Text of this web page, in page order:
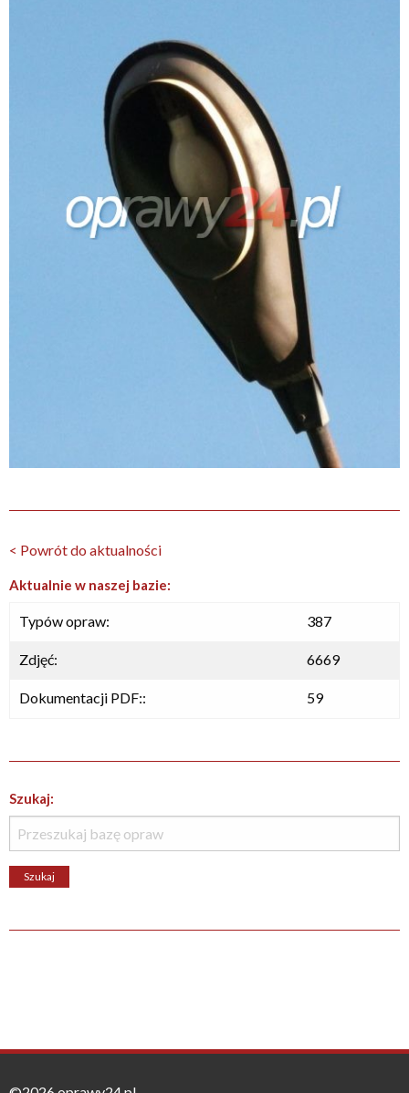
< Powrót do aktualności
Aktualnie w naszej bazie:
Typów opraw: 387
Zdjęć: 6669
Dokumentacji PDF:: 59
Szukaj: